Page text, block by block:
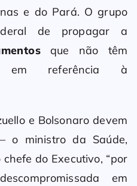
e do Pará. O grupo
de propagar a
que não têm
em referência à
e Bolsonaro devem
o ministro da Saúde,
do Executivo, “por
em